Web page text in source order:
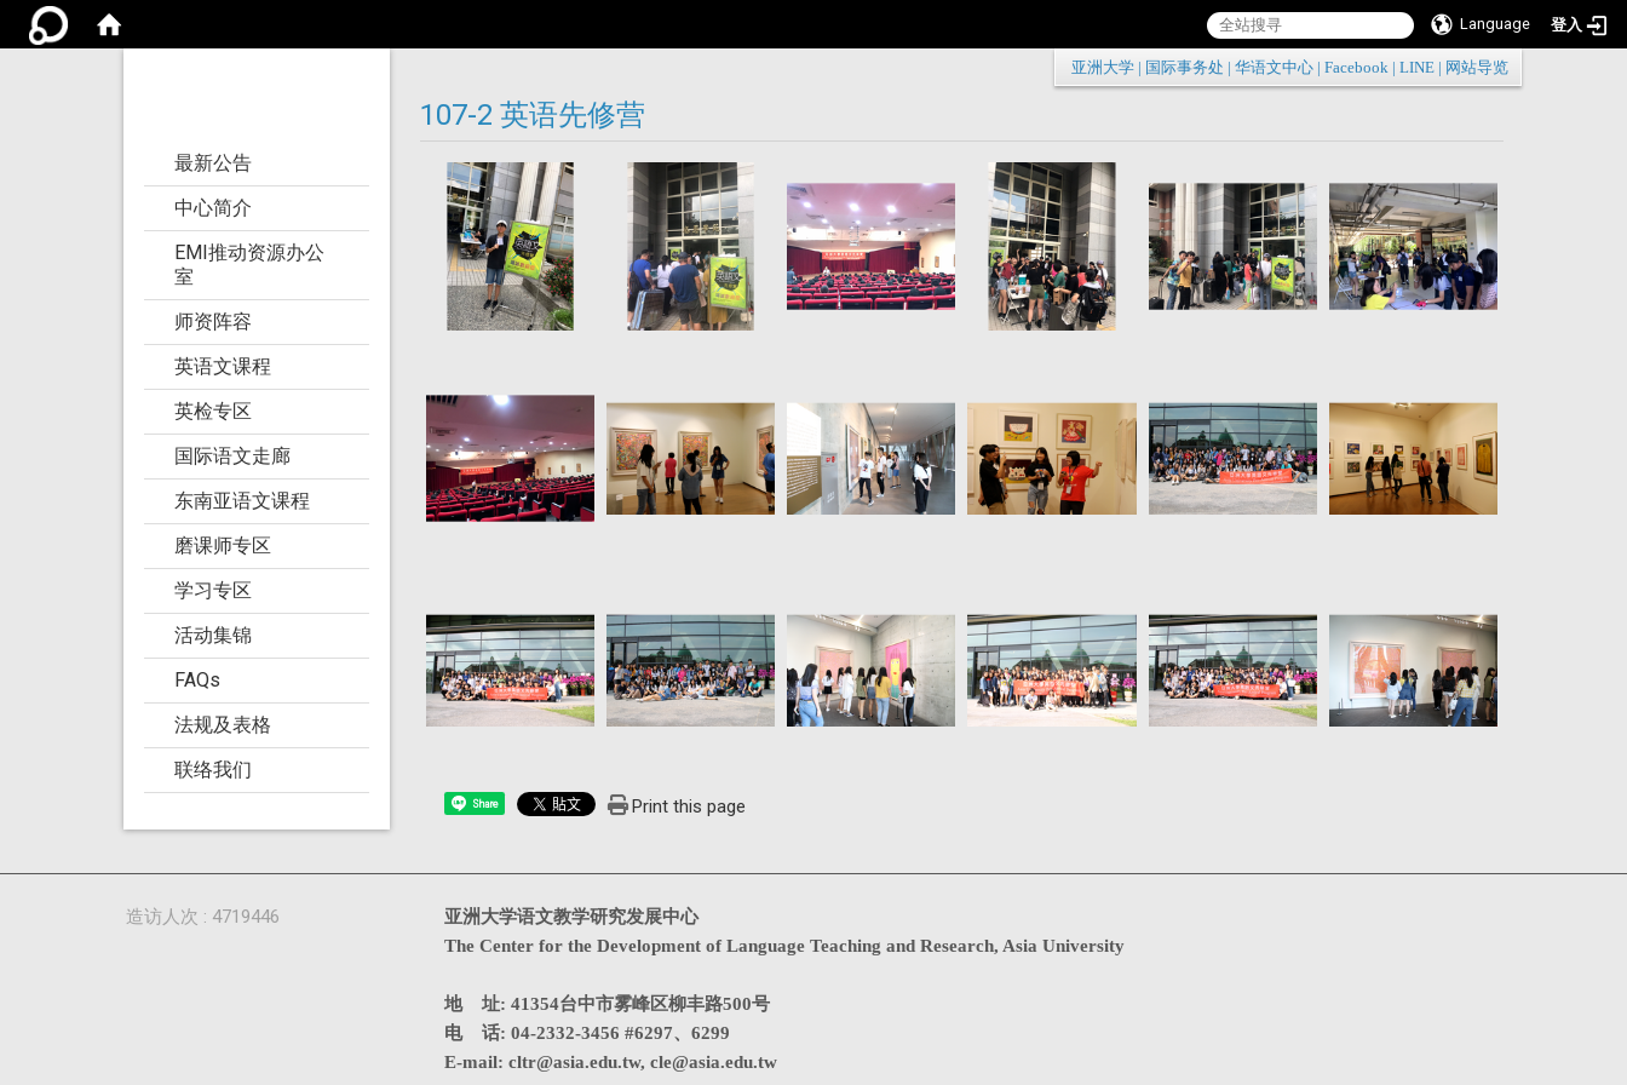
Language 登入
:::
亚洲大学 国际事务处 华语文中心 Facebook LINE 网站导览
最新公告
中心简介
EMI推动资源办公
室
师资阵容
英语文课程
英检专区
国际语文走廊
东南亚语文课程
磨课师专区
学习专区
活动集锦
FAQs
法规及表格
联络我们
107-2 英语先修营
Share Print this page
亚洲大学语文教学研究发展中心
The Center for the Development of Language Teaching and Research, Asia University
地 址: 41354台中市雾峰区柳丰路500号
电 话: 04-2332-3456 #6297、6299
E-mail: cltr@asia.edu.tw, cle@asia.edu.tw
造访人次 : 4719446